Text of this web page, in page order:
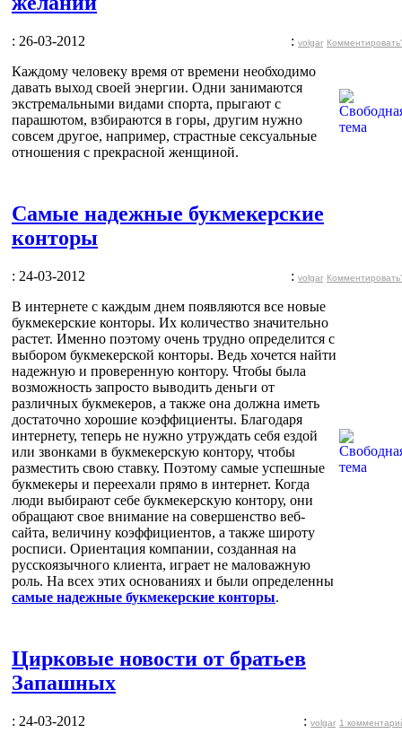
: 26-03-2012 : volgar
Каждому человеку время от времени необходимо
давать выход своей энергии. Одни занимаются
экстремальными видами спорта, прыгают с
парашютом, взбираются в горы, другим нужно
совсем другое, например, страстные сексуальные
отношения с прекрасной женщиной.
Самые надежные букмекерские
конторы
: 24-03-2012 : volgar
В интернете с каждым днем появляются все новые
букмекерские конторы. Их количество значительно
растет. Именно поэтому очень трудно определится с
выбором букмекерской конторы. Ведь хочется найти
надежную и проверенную контору. Чтобы была
возможность запросто выводить деньги от
различных букмекеров, а также она должна иметь
достаточно хорошие коэффициенты. Благодаря
интернету, теперь не нужно утруждать себя ездой
или звонками в букмекерскую контору, чтобы
разместить свою ставку. Поэтому самые успешные
букмекеры и переехали прямо в интернет. Когда
люди выбирают себе букмекерскую контору, они
обращают свое внимание на совершенство веб-
сайта, величину коэффициентов, а также широту
росписи. Ориентация компании, созданная на
русскоязычного клиента, играет не маловажную
роль. На всех этих основаниях и были определенны
самые надежные букмекерские конторы.
Цирковые новости от братьев
Запашных
: 24-03-2012 : volgar 1